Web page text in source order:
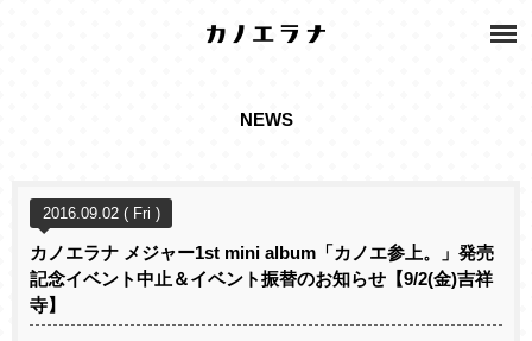
NEWS
2016.09.02 ( Fri )
カノエラナ メジャー1st mini album「カノエ参上。」発売
記念イベント中止＆イベント振替のお知らせ【9/2(金)吉祥
寺】